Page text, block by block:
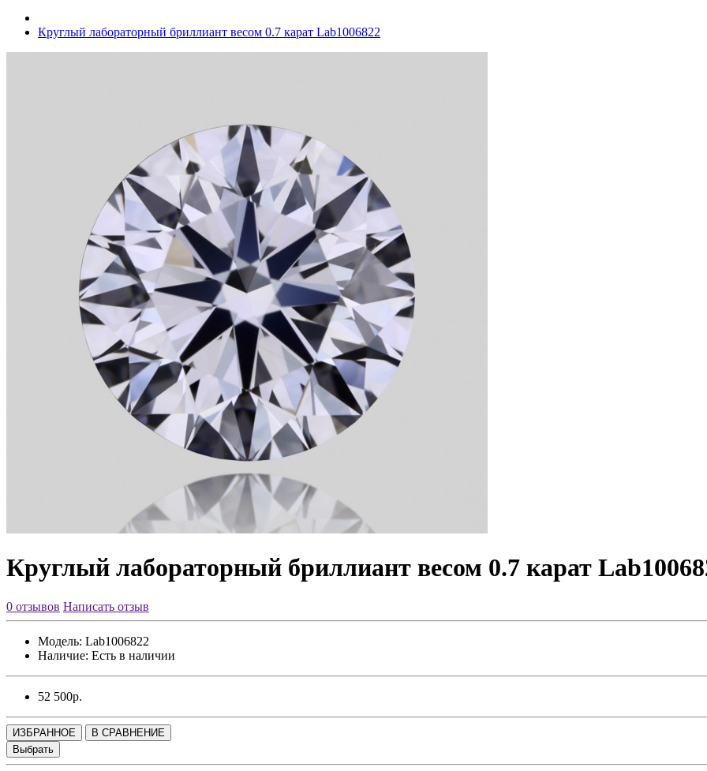
Круглый лабораторный бриллиант весом 0.7 карат Lab1006822
Круглый лабораторный бриллиант весом 0.7 карат
0 отзывов Написать отзыв
Модель: Lab1006822
Наличие: Есть в наличии
52 500р.
ИЗБРАННОЕ
В СРАВНЕНИЕ
Выбрать